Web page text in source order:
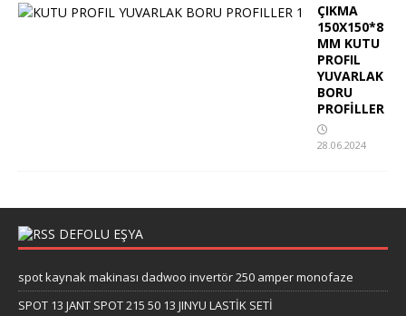
ÇIKMA
150X150*8
MM KUTU
PROFIL
YUVARLAK
BORU
PROFİLLER
28.06.2024
DEFOLU EŞYA
spot kaynak makinası dadwoo invertör 250 amper monofaze
SPOT 13 JANT SPOT 215 50 13 JINYU LASTİK SETİ